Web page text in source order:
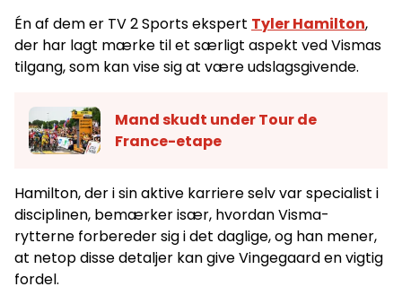
Én af dem er TV 2 Sports ekspert Tyler Hamilton,
der har lagt mærke til et særligt aspekt ved Vismas
tilgang, som kan vise sig at være udslagsgivende.
Mand skudt under Tour de
France-etape
Hamilton, der i sin aktive karriere selv var specialist i
disciplinen, bemærker især, hvordan Visma-
rytterne forbereder sig i det daglige, og han mener,
at netop disse detaljer kan give Vingegaard en vigtig
fordel.